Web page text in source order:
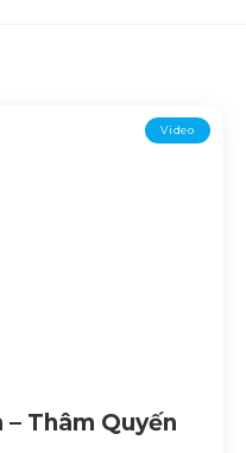
Video
Thâm Quyến